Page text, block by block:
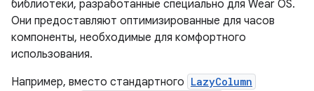
библиотеки, разработанные специально для Wear OS.
Они предоставляют оптимизированные для часов
компоненты, необходимые для комфортного
использования.
Например, вместо стандартного LazyColumn